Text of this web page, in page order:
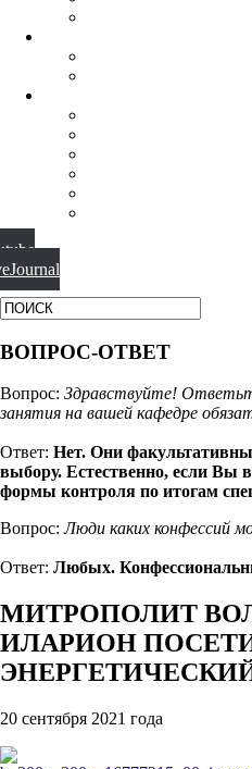
ВОПРОС-ОТВЕТ
Вопрос: Здравствуйте!
занятия на вашей кафедре
Ответ: Нет. Они
выбору. Естественно, если Вы
формы контроля по итогам
Вопрос:Люди каких конфессий
Ответ: Любых.
МИТРОПОЛИТ
ИЛАРИОН
20 сентября 2021 года